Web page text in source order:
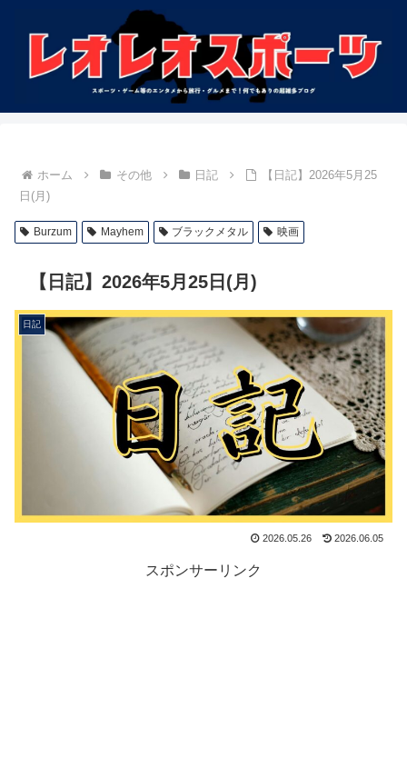
ホーム その他 日記
【日記】2026年5月25
日(月)
Burzum Mayhem ブラックメタル 映画
【日記】2026年5月25日(月)
日記
2026.05.26 2026.06.05
スポンサーリンク